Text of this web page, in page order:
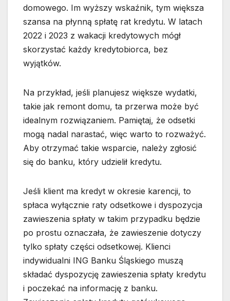
domowego. Im wyższy wskaźnik, tym większa
szansa na płynną spłatę rat kredytu. W latach
2022 i 2023 z wakacji kredytowych mógł
skorzystać każdy kredytobiorca, bez
wyjątków.
Na przykład, jeśli planujesz większe wydatki,
takie jak remont domu, ta przerwa może być
idealnym rozwiązaniem. Pamiętaj, że odsetki
mogą nadal narastać, więc warto to rozważyć.
Aby otrzymać takie wsparcie, należy zgłosić
się do banku, który udzielił kredytu.
Jeśli klient ma kredyt w okresie karencji, to
spłaca wyłącznie raty odsetkowe i dyspozycja
zawieszenia spłaty w takim przypadku będzie
po prostu oznaczała, że zawieszenie dotyczy
tylko spłaty części odsetkowej. Klienci
indywidualni ING Banku Śląskiego muszą
składać dyspozycję zawieszenia spłaty kredytu
i poczekać na informację z banku.